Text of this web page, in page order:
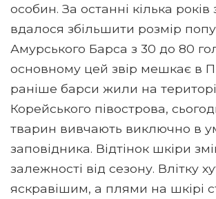
особин. За останні кілька років
вдалося збільшити розмір
Амурського Барса з 30 до 80
основному цей звір мешкає в
раніше барси жили на
Корейського півострова,
тварин вивчають виключно в
заповідника. Відтінок шкіри
залежності від сезону. Влітку
яскравішим, а плями на шкірі